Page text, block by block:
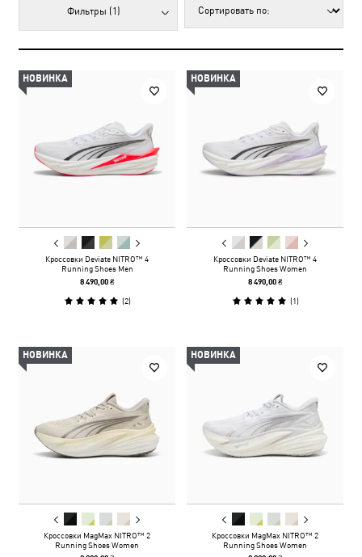
Фильтры (1)
НОВИНКА
Кроссовки Deviate NITRO™ 4
Running Shoes Men
8 490,00 ₴
(2)
НОВИНКА
Кроссовки Deviate NITRO™ 4
Running Shoes Women
8 490,00 ₴
(1)
НОВИНКА
Кроссовки MagMax NITRO™ 2
Running Shoes Women
НОВИНКА
Кроссовки MagMax NITRO™ 2
Running Shoes Women